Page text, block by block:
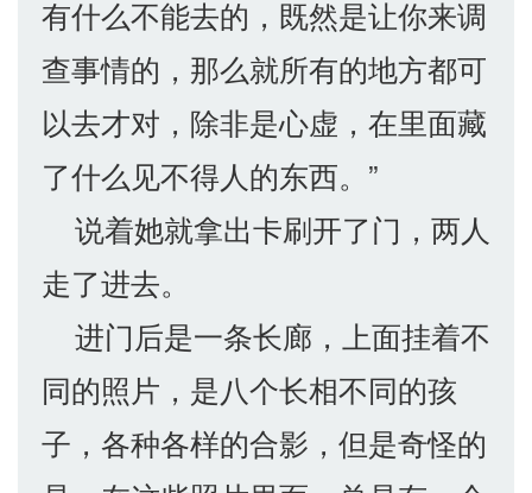
有什么不能去的，既然是让你来调
查事情的，那么就所有的地方都可
以去才对，除非是心虚，在里面藏
了什么见不得人的东西。”
说着她就拿出卡刷开了门，两人
走了进去。
进门后是一条长廊，上面挂着不
同的照片，是八个长相不同的孩
子，各种各样的合影，但是奇怪的